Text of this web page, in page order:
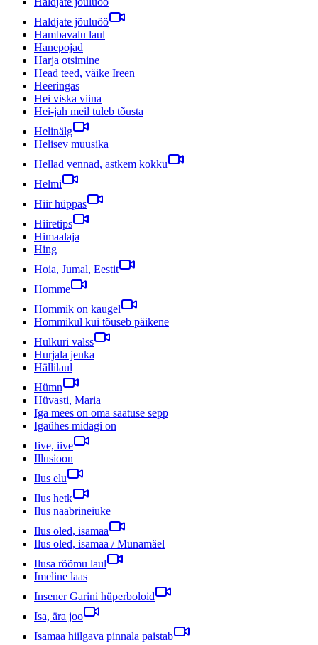
Haldjate jõuluöö
Hambavalu laul
Hanepojad
Harja otsimine
Head teed, väike Ireen
Heeringas
Hei viska viina
Hei-jah meil tuleb tõusta
Helinälg
Helisev muusika
Hellad vennad, astkem kokku
Helmi
Hiir hüppas
Hiiretips
Himaalaja
Hing
Hoia, Jumal, Eestit
Homme
Hommik on kaugel
Hommikul kui tõuseb päikene
Hulkuri valss
Hurjala jenka
Hällilaul
Hümn
Hüvasti, Maria
Iga mees on oma saatuse sepp
Igaühes midagi on
Iive, iive
Illusioon
Ilus elu
Ilus hetk
Ilus naabrineiuke
Ilus oled, isamaa
Ilus oled, isamaa / Munamäel
Ilusa rõõmu laul
Imeline laas
Insener Garini hüperboloid
Isa, ära joo
Isamaa hiilgava pinnala paistab